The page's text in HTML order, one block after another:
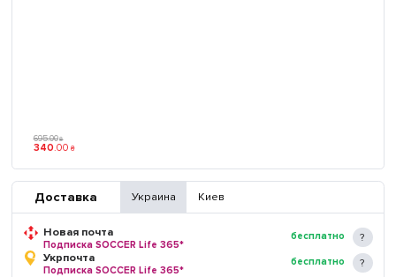
695.00 ₴
340.00 ₴
Доставка Украина Киев
Новая почта
Подписка SOCCER Life 365*
бесплатно
Укрпочта
Подписка SOCCER Life 365*
бесплатно